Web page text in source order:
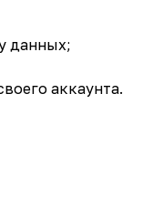
данных;
аккаунта.